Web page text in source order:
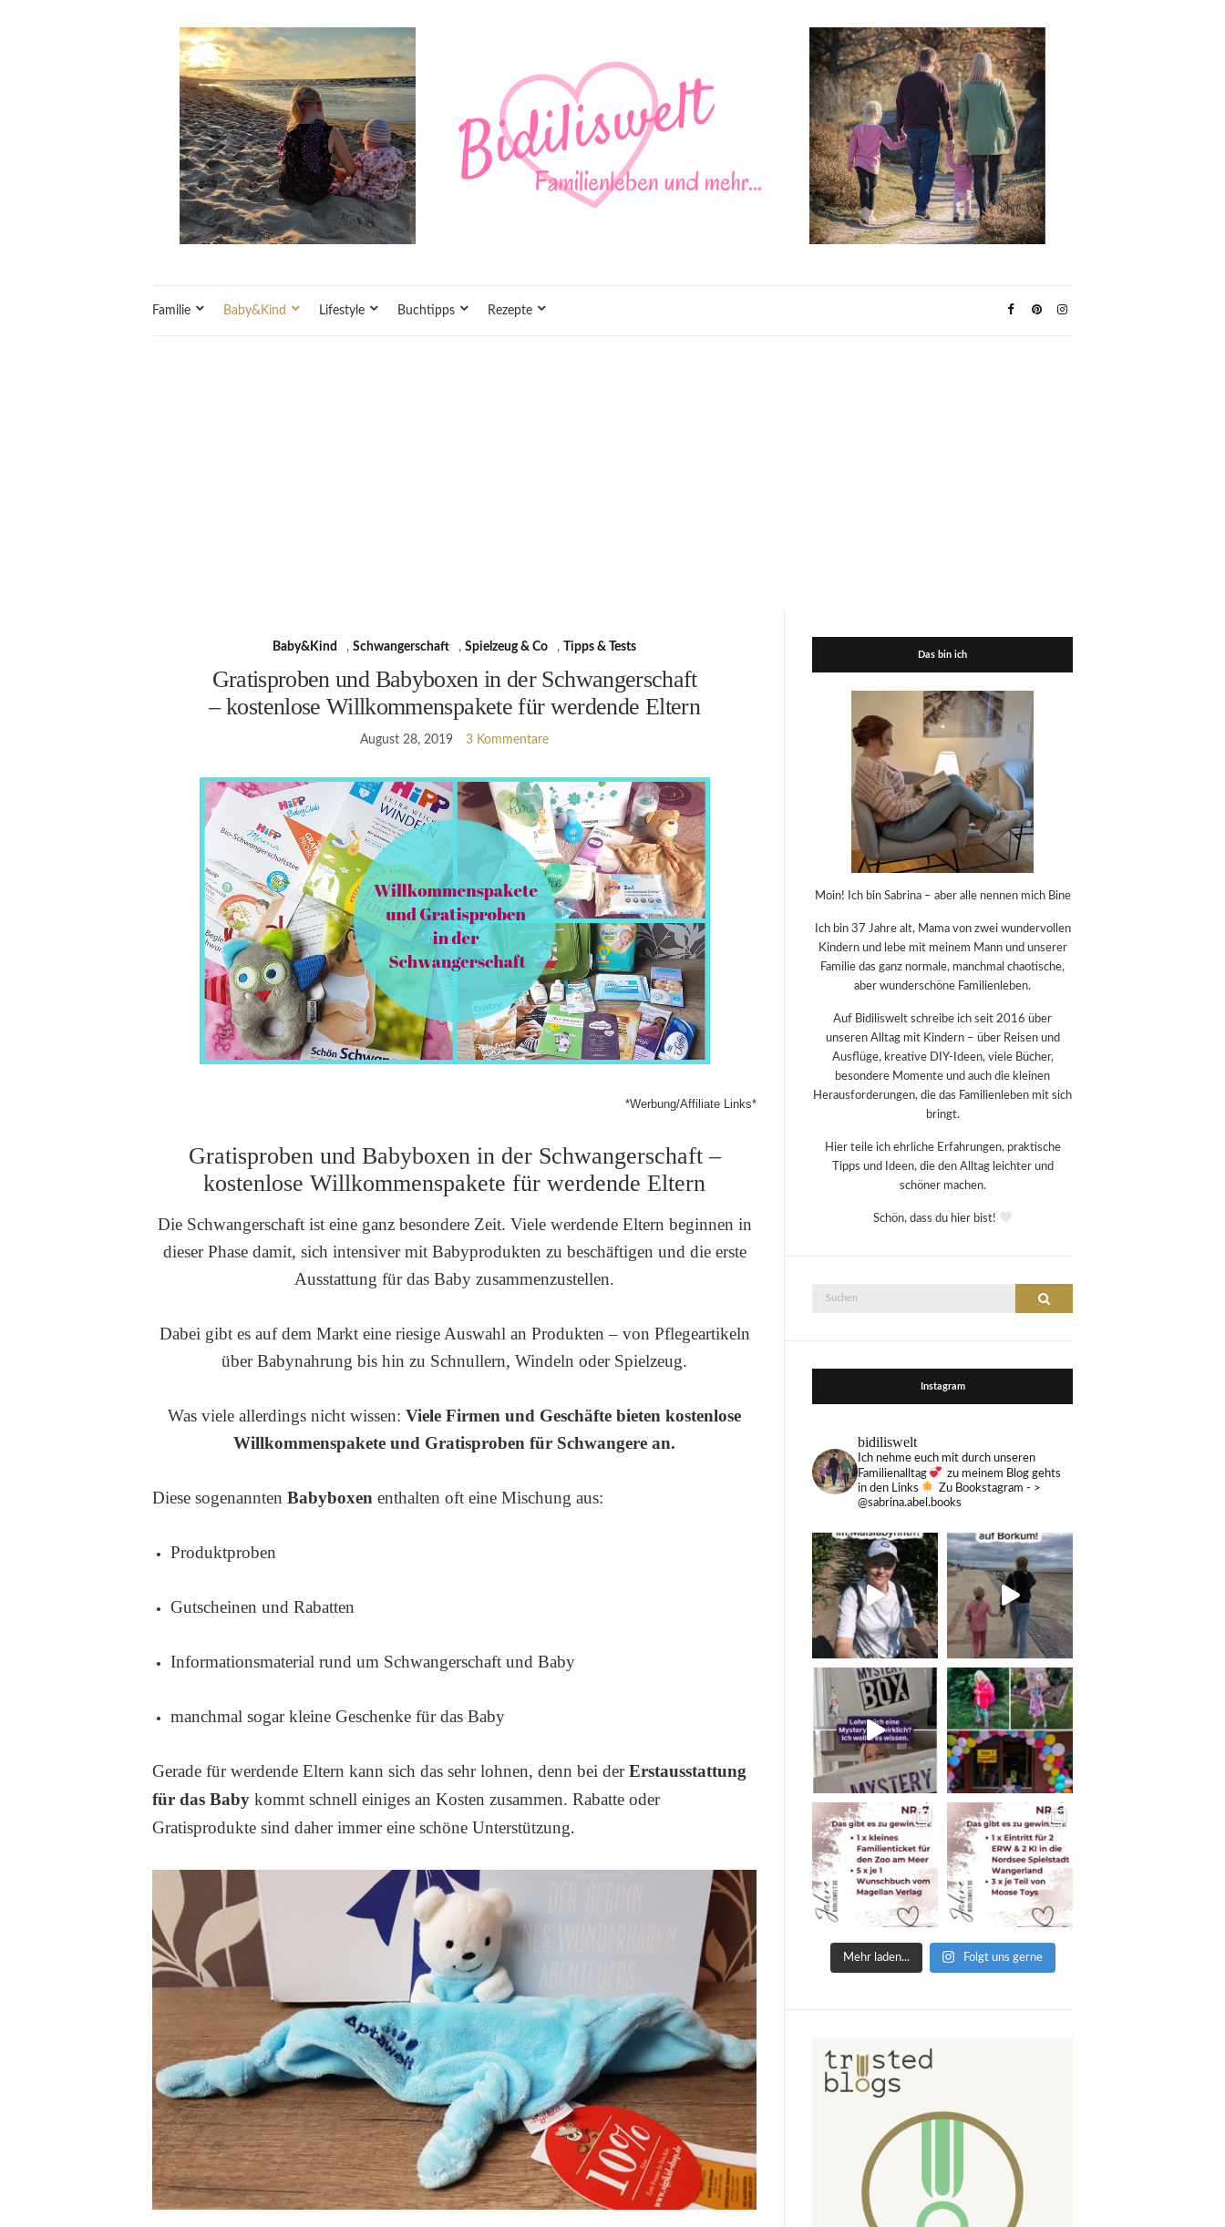
Familie Baby&Kind Lifestyle Buchtipps Rezepte
Baby&Kind ,Schwangerschaft ,Spielzeug & Co ,Tipps & Tests
Gratisproben und Babyboxen in der Schwangerschaft
– kostenlose Willkommenspakete für werdende Eltern
August 28, 2019 3 Kommentare
*Werbung/Affiliate Links*
Gratisproben und Babyboxen in der Schwangerschaft –
kostenlose Willkommenspakete für werdende Eltern
Die Schwangerschaft ist eine ganz besondere Zeit. Viele werdende Eltern beginnen in
dieser Phase damit, sich intensiver mit Babyprodukten zu beschäftigen und die erste
Ausstattung für das Baby zusammenzustellen.
Dabei gibt es auf dem Markt eine riesige Auswahl an Produkten – von Pflegeartikeln
über Babynahrung bis hin zu Schnullern, Windeln oder Spielzeug.
Was viele allerdings nicht wissen:Viele Firmen und Geschäfte bieten kostenlose
Willkommenspakete und Gratisproben für Schwangere an.
Diese sogenannten Babyboxen enthalten oft eine Mischung aus:
Produktproben
Gutscheinen und Rabatten
Informationsmaterial rund um Schwangerschaft und Baby
manchmal sogar kleine Geschenke für das Baby
Gerade für werdende Eltern kann sich das sehr lohnen, denn bei derErstausstattung
für das Baby kommt schnell einiges an Kosten zusammen. Rabatte oder
Gratisprodukte sind daher immer eine schöne Unterstützung.
Das bin ich
Moin! Ich bin Sabrina – aber alle nennen mich Bine
Ich bin 37 Jahre alt, Mama von zwei wundervollen
Kindern und lebe mit meinem Mann und unserer
Familie das ganz normale, manchmal chaotische,
aber wunderschöne Familienleben.
Auf Bidiliswelt schreibe ich seit 2016 über
unseren Alltag mit Kindern – über Reisen und
Ausflüge, kreative DIY-Ideen, viele Bücher,
besondere Momente und auch die kleinen
Herausforderungen, die das Familienleben mit sich
bringt.
Hier teile ich ehrliche Erfahrungen, praktische
Tipps und Ideen, die den Alltag leichter und
schöner machen.
Schön, dass du hier bist!
Suche
Instagram
bidiliswelt
Ich nehme euch mit durch unseren
Familienalltag
zu meinem Blog gehts
in den Links
Zu Bookstagram - >
@sabrina.abel.books
Mehr laden... Folgt uns gerne